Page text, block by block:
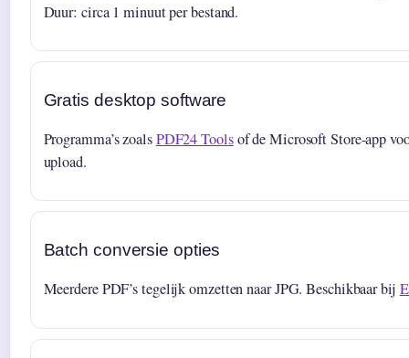
Duur: circa 1 minuut per bestand.
Gratis desktop software
Programma’s zoalsPDF24 Toolsof de Microsoft Store-app
upload.
Batch conversie opties
Meerdere PDF’s tegelijk omzetten naar JPG. Beschikbaar bij